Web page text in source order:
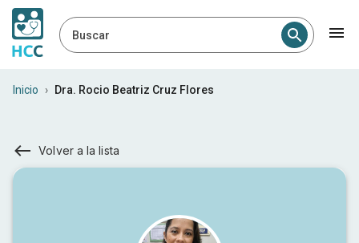
Buscar
Inicio › Dra. Rocio Beatriz Cruz Flores
Volver a la lista